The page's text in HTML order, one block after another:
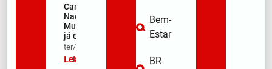
Campanha
Nacional de
Multivacinação
já começou
ter/08/2026
Leia mais »
Bem-
Estar
BR